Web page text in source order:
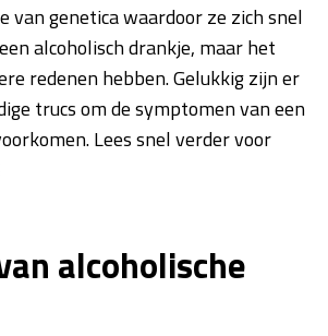
van genetica waardoor ze zich snel
alcoholisch drankje, maar het
redenen hebben. Gelukkig zijn er
trucs om de symptomen van een
Lees snel verder voor
alcoholische